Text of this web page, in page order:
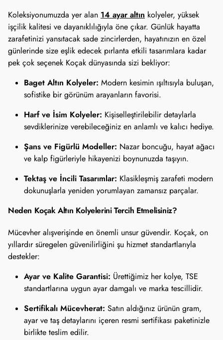
Koleksiyonumuzda yer alan 14 ayar altın kolyeler, yüksek
işçilik kalitesi ve dayanıklılığıyla öne çıkar. Günlük hayatta
zarafetinizi yansıtacak sade zincirlerden, hayatınızın en özel
günlerinde size eşlik edecek pırlanta etkili tasarımlara kadar
pek çok seçenek Koçak dünyasında sizi bekliyor:
Baget Altın Kolyeler: Modern kesimin ışıltısıyla buluşan,
sofistike bir görünüm arayanların favorisi.
Harf ve İsim Kolyeler: Kişiselleştirilebilir detaylarla
sevdiklerinize verebileceğiniz en anlamlı ve kalıcı hediye.
Şans ve Figürlü Modeller: Nazar boncuğu, hayat ağacı
ve kalp figürleriyle hikayenizi boynunuzda taşıyın.
Tektaş ve İncili Tasarımlar: Klasikleşmiş zarafeti modern
dokunuşlarla yeniden yorumlayan zamansız parçalar.
Neden Koçak Altın Kolyelerini Tercih Etmelisiniz?
Mücevher alışverişinde en önemli unsur güvendir. Koçak, on
yıllardır süregelen güvenilirliğini şu hizmet standartlarıyla
destekler:
Ayar ve Kalite Garantisi: Ürettiğimiz her kolye, TSE
standartlarına uygun ayar damgalı ve marka tescillidir.
Sertifikalı Mücevherat: Satın aldığınız ürünün gram,
ayar ve taş detaylarını içeren resmi sertifikası paketinizle
birlikte teslim edilir.